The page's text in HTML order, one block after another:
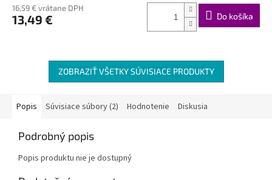
16,59 € vrátane DPH
13,49 € Do košíka
ZOBRAZIŤ VŠETKY SÚVISIACE PRODUKTY
Popis Súvisiace súbory (2) Hodnotenie Diskusia
Podrobný popis
Popis produktu nie je dostupný